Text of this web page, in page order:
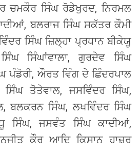
ਚਮਕੌਰ ਸਿੰਘ ਰੋਡੇਖੁਰਦ, ਨਿਰਮਲ
ਬਲਰਾਜ ਸਿੰਘ ਸਕੱਤਰ ਕੌਮੀ
ਸਿੰਘ ਜ਼ਿਲ੍ਹਾ ਪ੍ਰਧਾਨ ਬੀਕੇਯੂ
ਸਿੰਘਾਂਵਾਲਾ, ਗੁਰਦੇਵ ਸਿੰਘ
ਪੰਡੋਰੀ, ਔਰਤ ਵਿੰਗ ਦੇ ਛਿੰਦਰਪਾਲ
ਤੋਤੇਵਾਲ, ਜਸਵਿੰਦਰ ਸਿੰਘ,
ਬਲਕਰਨ ਸਿੰਘ, ਲਖਵਿੰਦਰ ਸਿੰਘ
ਸਿੰਘ, ਜਸਵੰਤ ਸਿੰਘ ਕਾਦੀਆਂ,
ਕੌਰ ਆਦਿ ਕਿਸਾਨ ਹਾਜ਼ਰ